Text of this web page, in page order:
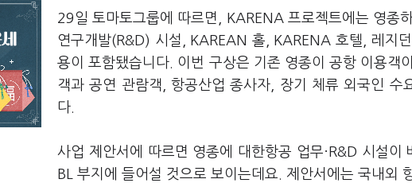
29일 토마토그룹에 따르면, KARENA 프로젝트에는 영종
연구개발(R&D) 시설, KAREAN 홀, KARENA 호텔, 레지
용이 포함됐습니다. 이번 구상은 기존 영종이 공항 이용객
객과 공연 관람객, 항공산업 종사자, 장기 체류 외국인 수
다.
사업 제안서에 따르면 영종에 대한항공 업무·R&D 시설
BL 부지에 들어설 것으로 보이는데요. 제안서에는 국내외